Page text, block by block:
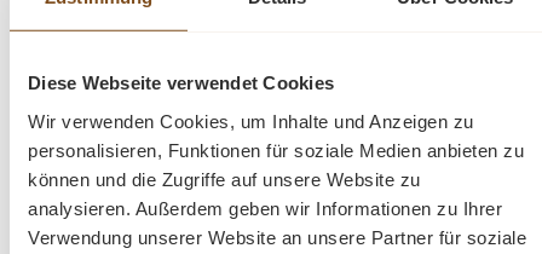
Diese Webseite verwendet Cookies
Wir verwenden Cookies, um Inhalte und Anzeigen zu
personalisieren, Funktionen für soziale Medien anbieten zu
können und die Zugriffe auf unsere Website zu
analysieren. Außerdem geben wir Informationen zu Ihrer
Verwendung unserer Website an unsere Partner für soziale
Außenfarbe - frei wählbar
Innenfarbe - frei wählbar
Massivholz Möbel